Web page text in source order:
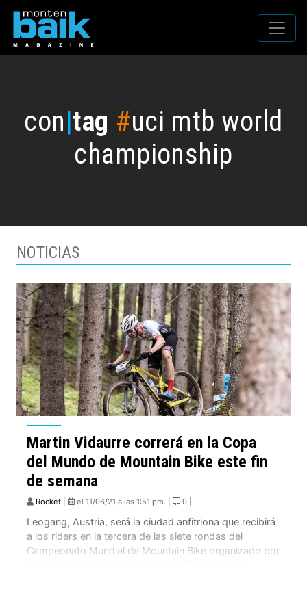
con|tag #uci mtb world
championship
NOTICIAS
Martin Vidaurre correrá en la Copa
del Mundo de Mountain Bike este fin
de semana
Rocket el 11/06/21 a las 1:51 pm. | 0 |
Leogang, Austria, será la ciudad anfitriona que recibirá
a los riders en la tercera de las siete rondas del
Campeonato Mundial de Mountain Bike organizado por